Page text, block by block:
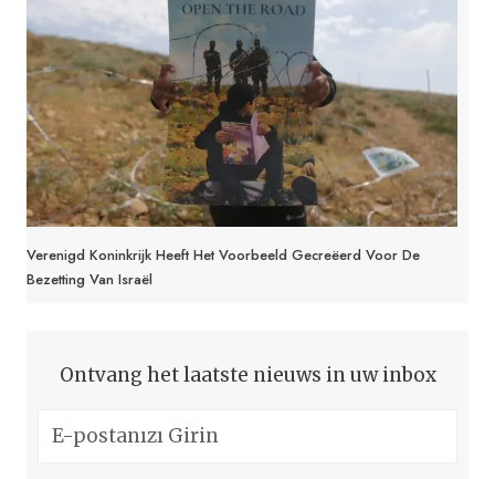
Verenigd Koninkrijk Heeft Het Voorbeeld Gecreëerd Voor De
Bezetting Van Israël
Ontvang het laatste nieuws in uw inbox